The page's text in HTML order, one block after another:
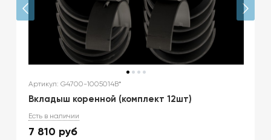
Артикул: G4700-1005014B*
Вкладыш коренной (комплект 12шт)
Есть в наличии
7 810 руб